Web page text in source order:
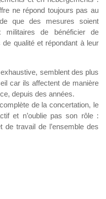
ne répond toujours pas au
que des mesures soient
militaires de bénéficier de
de qualité et répondant à leur
semblent des plus
car ils affectent de manière
depuis des années.
de la concertation, le
et n’oublie pas son rôle :
travail de l’ensemble des